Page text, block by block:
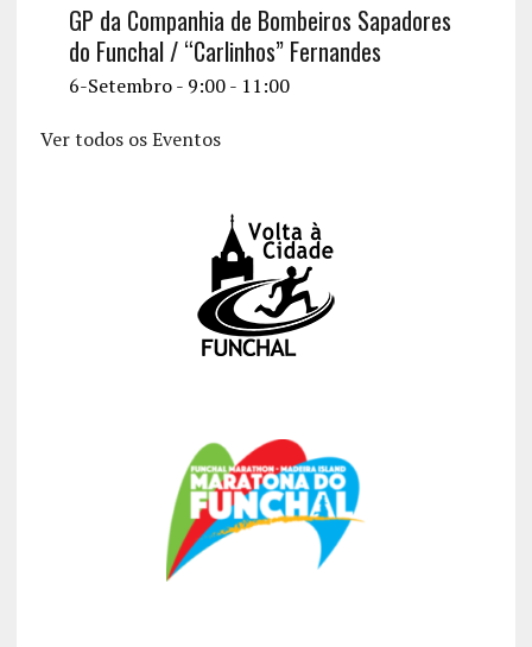
GP da Companhia de Bombeiros Sapadores
do Funchal / “Carlinhos” Fernandes
6-Setembro - 9:00- 11:00
Ver todos os Eventos